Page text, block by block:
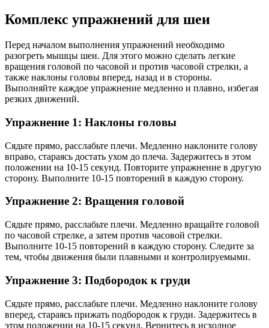
Комплекс упражнений для шеи
Перед началом выполнения упражнений необходимо
разогреть мышцы шеи. Для этого можно сделать легкие
вращения головой по часовой и против часовой стрелки, а
также наклоны головы вперед, назад и в стороны.
Выполняйте каждое упражнение медленно и плавно, избегая
резких движений.
Упражнение 1: Наклоны головы
Сядьте прямо, расслабьте плечи. Медленно наклоните голову
вправо, стараясь достать ухом до плеча. Задержитесь в этом
положении на 10-15 секунд. Повторите упражнение в другую
сторону. Выполните 10-15 повторений в каждую сторону.
Упражнение 2: Вращения головой
Сядьте прямо, расслабьте плечи. Медленно вращайте головой
по часовой стрелке, а затем против часовой стрелки.
Выполните 10-15 повторений в каждую сторону. Следите за
тем, чтобы движения были плавными и контролируемыми.
Упражнение 3: Подбородок к груди
Сядьте прямо, расслабьте плечи. Медленно наклоните голову
вперед, стараясь прижать подбородок к груди. Задержитесь в
этом положении на 10-15 секунд. Вернитесь в исходное